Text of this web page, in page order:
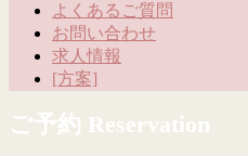
よくあるご質問
お問い合わせ
求人情報
[方案]
ご予約 Reservation